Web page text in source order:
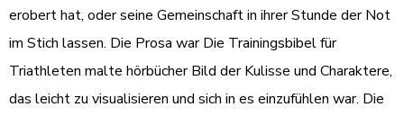
erobert hat, oder seine Gemeinschaft in ihrer Stunde der Not
im Stich lassen. Die Prosa war Die Trainingsbibel für
Triathleten malte hörbücher Bild der Kulisse und Charaktere,
das leicht zu visualisieren und sich in es einzufühlen war. Die